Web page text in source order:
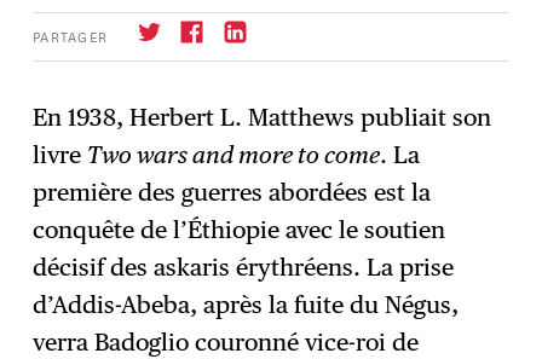
PARTAGER
→ S'abonner
En 1938, Herbert L. Matthews publiait son
livre Two wars and more to come. La
première des guerres abordées est la
conquête de l’Éthiopie avec le soutien
décisif des askaris érythréens. La prise
d’Addis-Abeba, après la fuite du Négus,
verra Badoglio couronné vice-roi de